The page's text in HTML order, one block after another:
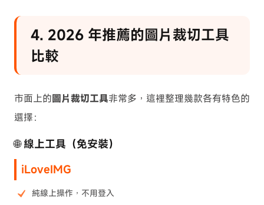
4. 2026 年推薦的圖片裁切工具
比較
市面上的圖片裁切工具非常多，這裡整理幾款各有特色的
選擇：
🌐 線上工具（免安裝）
iLoveIMG
純線上操作，不用登入